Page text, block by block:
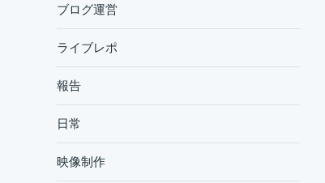
ブログ運営
ライブレポ
報告
日常
映像制作